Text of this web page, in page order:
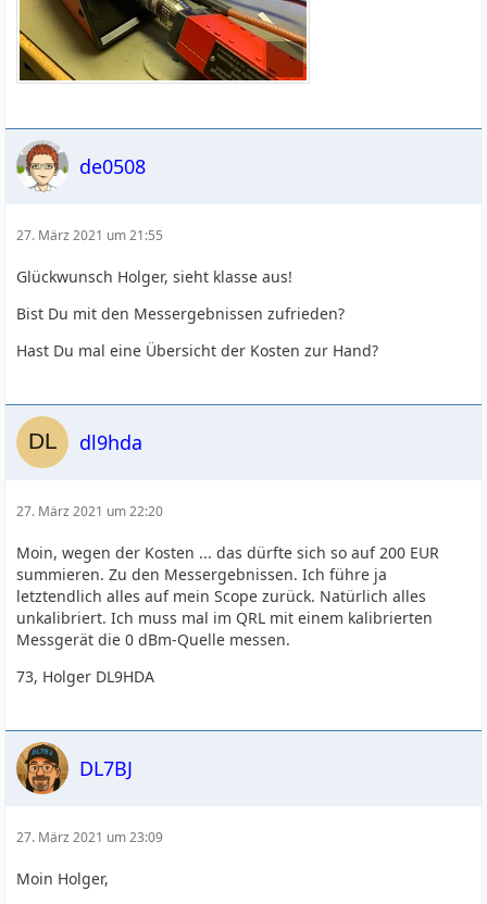
de0508
27. März 2021 um 21:55
Glückwunsch Holger, sieht klasse aus!
Bist Du mit den Messergebnissen zufrieden?
Hast Du mal eine Übersicht der Kosten zur Hand?
dl9hda
27. März 2021 um 22:20
Moin, wegen der Kosten ... das dürfte sich so auf 200 EUR
summieren. Zu den Messergebnissen. Ich führe ja
letztendlich alles auf mein Scope zurück. Natürlich alles
unkalibriert. Ich muss mal im QRL mit einem kalibrierten
Messgerät die 0 dBm-Quelle messen.
73, Holger DL9HDA
DL7BJ
27. März 2021 um 23:09
Moin Holger,